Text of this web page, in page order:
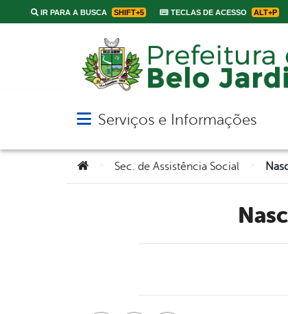
IR PARA A BUSCA SHIFT+5 TECLAS DE ACESSO ALT+P
Abrir menu principal de navegação
Serviços e Informações
Você está aqui:Sec. de Assistência Social